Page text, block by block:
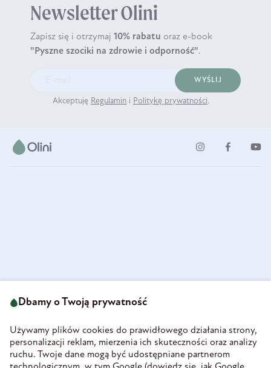
Newsletter Olini
Zapisz się i otrzymaj 10% rabatu oraz e-book
"Pyszne szociki na zdrowie i odporność".
WYŚLIJ
Akceptuję Regulamin i Politykę prywatności.
58-160 Świebodzice
REGON 890213034
INFORMACJE
Dbamy o Twoją prywatność
Używamy plików cookies do prawidłowego działania strony,
personalizacji reklam, mierzenia ich skuteczności oraz analizy
ruchu. Twoje dane mogą być udostępniane partnerom